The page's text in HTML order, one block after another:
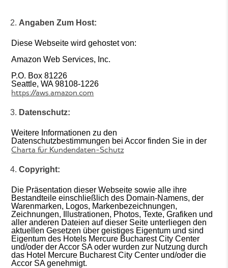
Angaben Zum Host:
Diese Webseite wird gehostet von:
Amazon Web Services, Inc.
P.O. Box 81226
Seattle, WA 98108-1226
https://aws.amazon.com
Datenschutz:
Weitere Informationen zu den
Datenschutzbestimmungen bei Accor finden Sie in der
Charta für Kundendaten-Schutz
Copyright:
Die Präsentation dieser Webseite sowie alle ihre
Bestandteile einschließlich des Domain-Namens, der
Warenmarken, Logos, Markenbezeichnungen,
Zeichnungen, Illustrationen, Photos, Texte, Grafiken und
aller anderen Dateien auf dieser Seite unterliegen den
aktuellen Gesetzen über geistiges Eigentum und sind
Eigentum des Hotels Mercure Bucharest City Center
und/oder der Accor SA oder wurden zur Nutzung durch
das Hotel Mercure Bucharest City Center und/oder die
Accor SA genehmigt.